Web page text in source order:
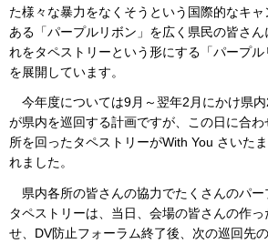
た様々な暴力をなくそうという国際的なキ
ある「パープルリボン」を広く県民の皆さ
れをタペストリーという形にする「パープル
を展開しています。
今年度については9月～翌年2月にかけ県
が県内を巡回する計画ですが、この日に合
所を回ったタペストリーがWith You さいた
れました。
県内各所の皆さんの協力でたくさんのパー
タペストリーは、当日、会場の皆さんの作
せ、DV防止フォーラム終了後、次の巡回先